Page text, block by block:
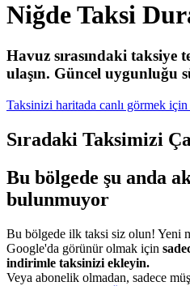
Niğde Taksi
Havuz sırasındaki taksiye
ulaşın. Güncel uygunluğu
Taksinizi haritada canlı görmek için
Sıradaki Taksimizi
Bu bölgede şu anda
bulunmuyor
Bu bölgede ilk taksi siz olun! Yeni
Google'da görünür olmak için
indirimle taksinizi ekleyin.
Veya abonelik olmadan, sadece